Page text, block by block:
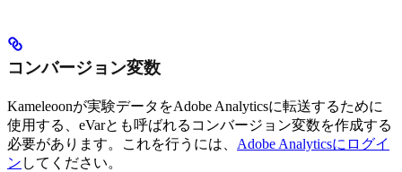
コンバージョン変数
Kameleoonが実験データをAdobe Analyticsに転送するために
使用する、eVarとも呼ばれるコンバージョン変数を作成する
必要があります。これを行うには、 Adobe Analyticsにログイ
ン してください。